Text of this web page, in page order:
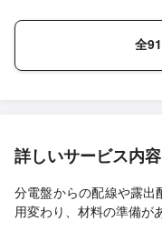
全
詳しいサービス内容
分電盤からの配線や露
用変わり、材料の準備が